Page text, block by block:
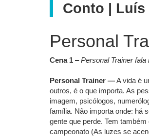
Conto | Luís
Personal
Cena 1 –Personal Trainer fala
Personal Trainer —A vida é
outros, é o que importa. As
imagem, psicólogos,
família. Não importa onde: há
gente que perde. Tem
campeonato (As luzes se